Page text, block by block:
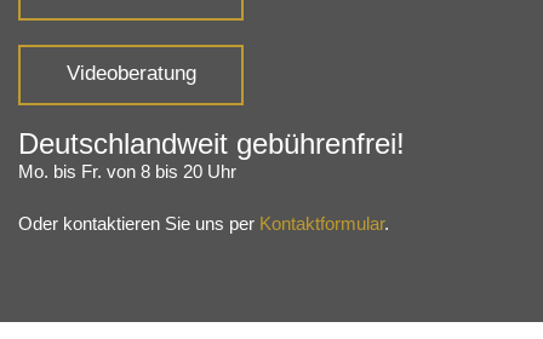
Videoberatung
Deutschlandweit gebührenfrei!
Mo. bis Fr. von 8 bis 20 Uhr
Oder kontaktieren Sie uns per Kontaktformular.